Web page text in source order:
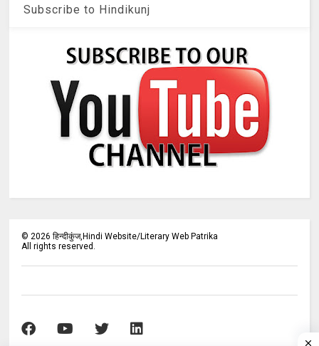
Subscribe to Hindikunj
©2026 हिन्दीकुंज,Hindi Website/Literary Web Patrika
All rights reserved.